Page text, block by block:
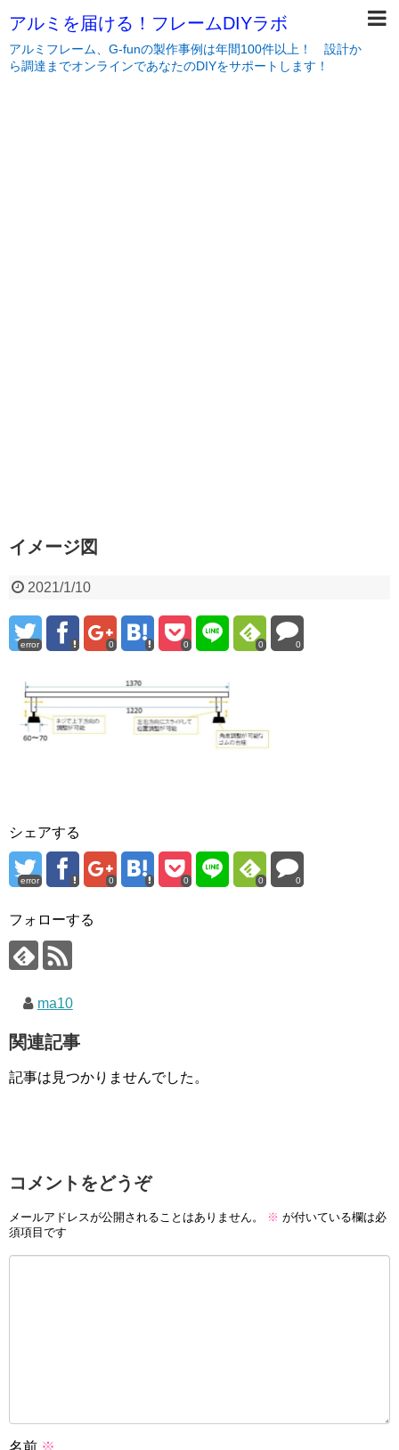
アルミを届ける！フレームDIYラボ
アルミフレーム、G-funの製作事例は年間100件以上！ 設計か
ら調達までオンラインであなたのDIYをサポートします！
イメージ図
2021/1/10
error 0 0 0 0
シェアする
error 0 0 0 0
フォローする
ma10
関連記事
記事は見つかりませんでした。
コメントをどうぞ
メールアドレスが公開されることはありません。 ※ が付いている欄は必
須項目です